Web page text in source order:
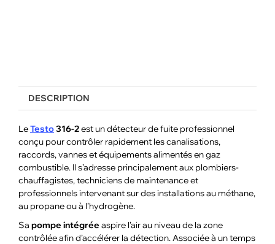
DESCRIPTION
LeTesto316-2est un détecteur de fuite professionnel
conçu pour contrôler rapidement les canalisations,
raccords, vannes et équipements alimentés en gaz
combustible. Il s’adresse principalement aux plombiers-
chauffagistes, techniciens de maintenance et
professionnels intervenant sur des installations au méthane,
au propane ou à l’hydrogène.
Sa pompe intégrée aspire l’air au niveau de la zone
contrôlée afin d’accélérer la détection. Associée à un temps